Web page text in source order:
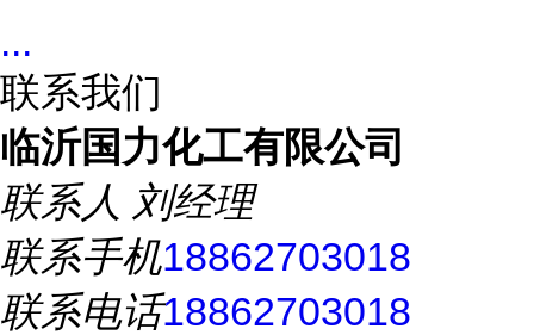
...
联系我们
临沂国力化工有限公司
联系人 刘经理
联系手机18862703018
联系电话18862703018